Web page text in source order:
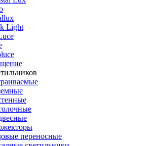
Light
переносные